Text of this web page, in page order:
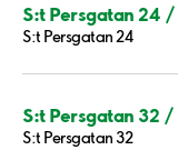
S:t Persgatan 24
S:t Persgatan 24
S:t Persgatan 32 /
S:t Persgatan 32